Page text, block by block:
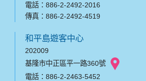
電話：886-2-2492-2016
傳真：886-2-2492-4519
和平島遊客中心
202009
基隆市中正區平一路360號
電話：886-2-2463-5452